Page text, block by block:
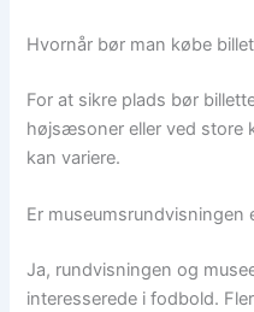
Hvornår bør man købe
For at sikre plads bør
højsæsoner eller ved store
kan variere.
Er museumsrundvisningen
Ja, rundvisningen og
interesserede i fodbold.